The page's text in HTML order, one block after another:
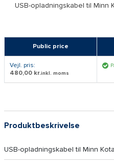
USB-opladningskabel til Minn
Public price
Vejl. pris:
480,00 kr.inkl. moms
Produktbeskrivelse
USB-opladningskabel til Minn